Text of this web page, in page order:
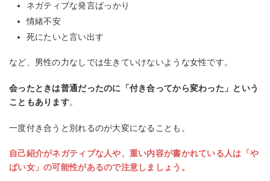
ネガティブな発言ばっかり
情緒不安
死にたいと言い出す
など、男性の力なしでは生きていけないような女性です。
会ったときは普通だったのに「付き合ってから変わった」という
こともあります。
一度付き合うと別れるのが大変になることも。
自己紹介がネガティブな人や、重い内容が書かれている人は「や
ばい女」の可能性があるので注意しましょう。